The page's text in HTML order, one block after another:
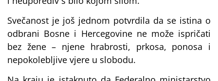
Svečanost je još jednom potvrdila da se istina o
odbrani Bosne i Hercegovine ne može ispričati
bez žene – njene hrabrosti, prkosa, ponosa i
nepokolebljive vjere u slobodu.